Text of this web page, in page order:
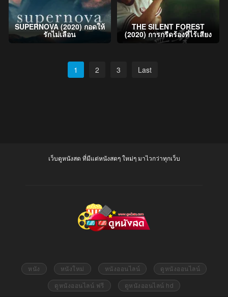
SUPERNOVA (2020) กอดให้
รักไม่เลือน
THE SILENT FOREST
(2020) การกรีดร้องที่ไร้เสียง
1 2 3 Last
เว็บดูหนังสด ที่มีแต่หนังสดๆ ใหม่ๆ มาไวกว่าทุกเว็บ
หนัง หนังใหม่ หนังออนไลน์
ดูหนังออนไลน์
ดูหนังออนไลน์ ฟรี
ดูหนังออนไลน์ hd